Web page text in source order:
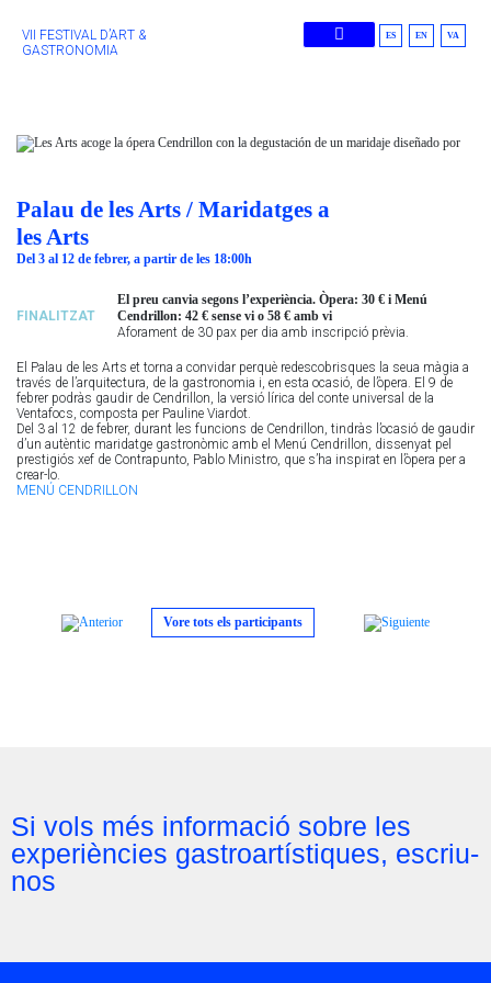
VII FESTIVAL D’ART &
GASTRONOMIA
ES EN VA
Palau de les Arts / Maridatges a
les Arts
Del 3 al 12 de febrer, a partir de les 18:00h
FINALITZAT
El preu canvia segons l’experiència. Òpera: 30 € i Menú
Cendrillon: 42 € sense vi o 58 € amb vi
Aforament de 30 pax per dia amb inscripció prèvia.
El Palau de les Arts et torna a convidar perquè redescobrisques la seua màgia a
través de l’arquitectura, de la gastronomia i, en esta ocasió, de l’òpera. El 9 de
febrer podràs gaudir de Cendrillon, la versió lírica del conte universal de la
Ventafocs, composta per Pauline Viardot.
Del 3 al 12 de febrer, durant les funcions de Cendrillon, tindràs l’ocasió de gaudir
d’un autèntic maridatge gastronòmic amb el Menú Cendrillon, dissenyat pel
prestigiós xef de Contrapunto, Pablo Ministro, que s’ha inspirat en l’òpera per a
crear-lo.
MENÚ CENDRILLON
Vore tots els participants
Si vols més informació sobre les
experiències gastroartístiques, escriu-
nos